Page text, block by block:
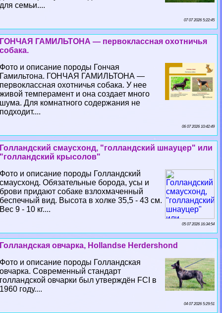
для семьи....
07 07 2026 5:22:45
ГОНЧАЯ ГАМИЛЬТОНА — первоклассная охотничья
собака.
Фото и описание породы Гончая
Гамильтона. ГОНЧАЯ ГАМИЛЬТОНА —
первоклассная охотничья собака. У нее
живой темперамент и она создает много
шума. Для комнатного содержания не
подходит....
06 07 2026 10:42:49
Голландский смаусхонд, "голландский шнауцер" или
"голландский крысолов"
Фото и описание породы Голландский
смаусхонд. Обязательные борода, усы и
брови придают собаке взлохмаченный
беспечный вид. Высота в холке 35,5 - 43 см.
Вес 9 - 10 кг....
05 07 2026 16:34:54
Голландская овчарка, Hollandse Herdershond
Фото и описание породы Голландская
овчарка. Современный стандарт
голландской овчарки был утверждён FCI в
1960 году....
04 07 2026 5:29:51